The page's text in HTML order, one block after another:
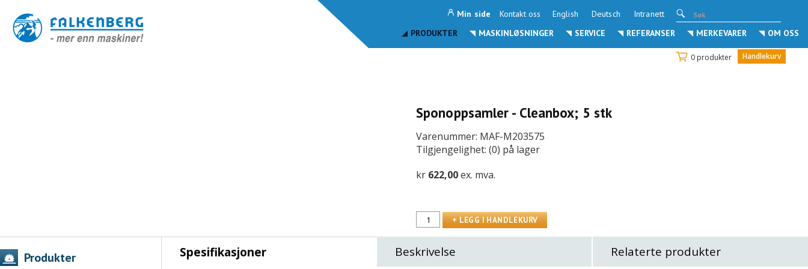
English Deutsch Intranett
Kontakt oss
Min side
PRODUKTER
MASKINLØSNINGER SERVICE REFERANSER MERKEVARER OM OSS
0 produkter Handlekurv
Sponoppsamler - Cleanbox; 5 stk
Varenummer: MAF-M203575
Tilgjengelighet: (0) på lager
kr 622,00ex. mva.
Produkter Spesifikasjoner Beskrivelse Relaterte produkter